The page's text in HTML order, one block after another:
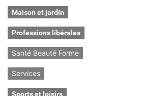
Maison et jardin
Professions libérales
Santé Beauté Forme
Services
Sports et loisirs